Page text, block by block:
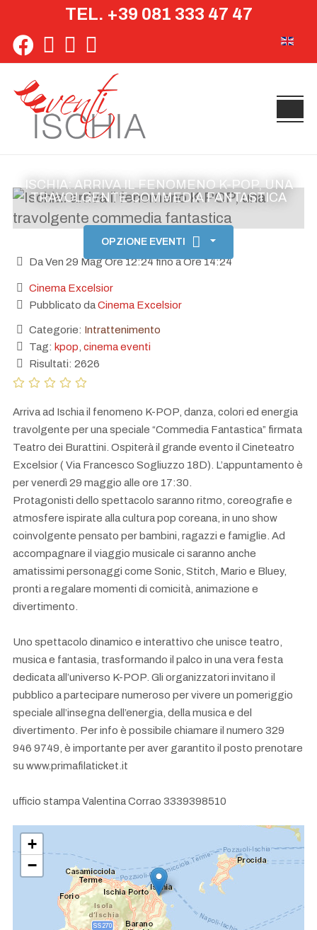
TEL. +39 081 333 47 47
ISCHIA: ARRIVA IL FENOMENO K-POP, UNA
TRAVOLGENTE COMMEDIA FANTASTICA
OPZIONE EVENTI
Da Ven 29 Mag Ore 12:24 fino a Ore 14:24
Cinema Excelsior
Pubblicato daCinema Excelsior
Categorie: Intrattenimento
Tag: kpop cinema eventi
Risultati: 2626
Arriva ad Ischia il fenomeno K-POP, danza, colori ed energia
travolgente per una speciale “Commedia Fantastica” firmata
Teatro dei Burattini. Ospiterà il grande evento il Cineteatro
Excelsior ( Via Francesco Sogliuzzo 18D). L’appuntamento è
per venerdì 29 maggio alle ore 17:30.
Protagonisti dello spettacolo saranno ritmo, coreografie e
atmosfere ispirate alla cultura pop coreana, in uno show
coinvolgente pensato per bambini, ragazzi e famiglie. Ad
accompagnare il viaggio musicale ci saranno anche
amatissimi personaggi come Sonic, Stitch, Mario e Bluey,
pronti a regalare momenti di comicità, animazione e
divertimento.
Uno spettacolo dinamico e interattivo che unisce teatro,
musica e fantasia, trasformando il palco in una vera festa
dedicata all’universo K-POP. Gli organizzatori invitano il
pubblico a partecipare numeroso per vivere un pomeriggio
speciale all’insegna dell’energia, della musica e del
divertimento. Per info è possibile chiamare il numero 329
946 9749, è importante per aver garantito il posto prenotare
su www.primafilaticket.it
ufficio stampa Valentina Corrao 3339398510
+
−